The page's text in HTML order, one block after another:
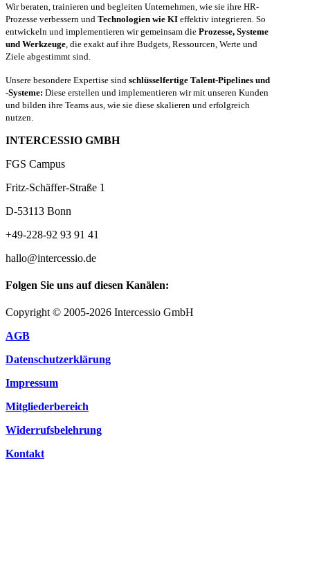
Wir beraten, trainieren und begleiten Unternehmen, wie sie ihre HR-
Prozesse verbessern und Technologien wie KI effektiv integrieren. So
entwickeln und implementieren wir gemeinsam die Prozesse, Systeme
und Werkzeuge , die exakt auf ihre Budgets, Ressourcen, Werte und
Ziele abgestimmt sind.
Unsere besondere Expertise sind schlüsselfertige Talent-Pipelines und
-Systeme: Diese erstellen und implementieren wir mit unseren Kunden
und bilden ihre Teams aus, wie sie diese skalieren und erfolgreich
nutzen.
INTERCESSIO GMBH
FGS Campus
Fritz-Schäffer-Straße 1
D-53113 Bonn
+49-228-92 93 91 41
hallo@intercessio.de
Folgen Sie uns auf diesen Kanälen:
Copyright © 2005-2026 Intercessio GmbH
AGB
Datenschutzerklärung
Impressum
Mitgliederbereich
Widerrufsbelehrung
Kontakt